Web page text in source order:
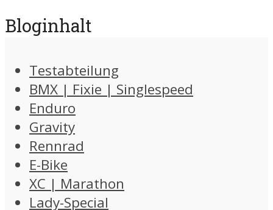
Bloginhalt
Testabteilung
BMX | Fixie | Singlespeed
Enduro
Gravity
Rennrad
E-Bike
XC | Marathon
Lady-Special